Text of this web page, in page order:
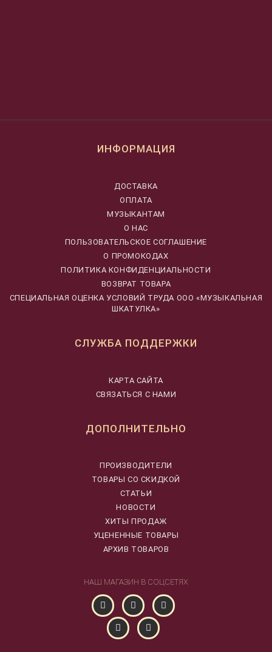
ИНФОРМАЦИЯ
ДОСТАВКА
ОПЛАТА
МУЗЫКАНТАМ
О НАС
ПОЛЬЗОВАТЕЛЬСКОЕ СОГЛАШЕНИЕ
О ПРОМОКОДАХ
ПОЛИТИКА КОНФИДЕНЦИАЛЬНОСТИ
ВОЗВРАТ ТОВАРА
CПЕЦИАЛЬНАЯ ОЦЕНКА УСЛОВИЙ ТРУДА ООО «МУЗЫКАЛЬНАЯ
ШКАТУЛКА»
СЛУЖБА ПОДДЕРЖКИ
КАРТА САЙТА
СВЯЗАТЬСЯ С НАМИ
ДОПОЛНИТЕЛЬНО
ПРОИЗВОДИТЕЛИ
ТОВАРЫ СО СКИДКОЙ
СТАТЬИ
НОВОСТИ
ХИТЫ ПРОДАЖ
УЦЕНЕННЫЕ ТОВАРЫ
АРХИВ ТОВАРОВ
НАШ МАГАЗИН В СОЦСЕТЯХ